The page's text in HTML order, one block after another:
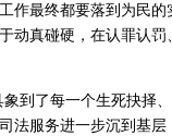
作最终都要落到为民
动真碰硬，在认罪认
到了每一个生死抉择
法服务进一步沉到基